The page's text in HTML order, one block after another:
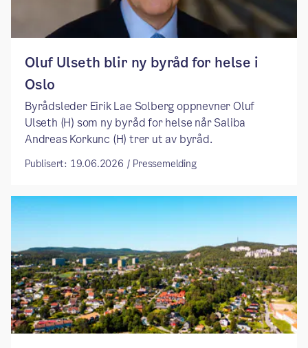
​​Oluf Ulseth blir ny byråd for helse i
Oslo ​
​​Byrådsleder Eirik Lae Solberg oppnevner Oluf
Ulseth (H) som ny byråd for helse når Saliba
Andreas Korkunc (H) trer ut av byråd. ​
Publisert: 19.06.2026 / Pressemelding